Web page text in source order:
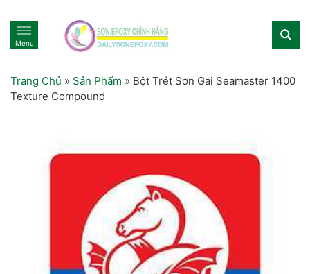
Menu
Trang Chủ » Sản Phẩm » Bột Trét Sơn Gai Seamaster 1400
Texture Compound